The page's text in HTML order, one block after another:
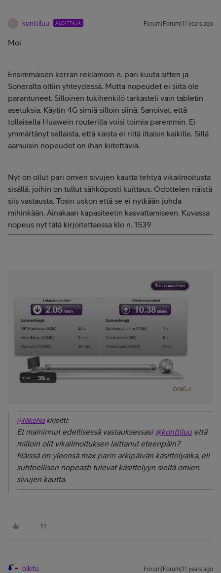
konttiluu ALOITTAJA Forum|Forum|11 years ago
Moi
Ensimmäisen kerran reklamoin n. pari kuuta sitten ja
Soneralta oltiin yhteydessä. Mutta nopeudet ei siitä ole
parantuneet. Silloinen tukihenkilö tarkasteli vain tabletin
asetuksia. Käytin 4G simiä silloin siinä. Sanoivat, että
tollaisella Huawein routerilla voisi toimia paremmin. Ei
ymmärtänyt sellaista, että kaista ei riitä iltaisin kaikille. Sillä
aamuisin nopeudet on ihan kiitettäviä.
Nyt on ollut pari omien sivujen kautta tehtyä vikailmoitusta
sisällä, joihin on tullut sähköposti kuittaus. Odottelen näistä
siis vastausta. Tosin uskon että se ei nytkään johda
mihinkään. Ainakaan kapasiteetin kasvattamiseen. Kuvassa
nopeus nyt tätä kirjoitettaessa klo n. 1539
@NikoNokirjoitti:
Et maininnut edellisessä vastauksessasi@konttiluuettä
milloin olit vikailmoituksen laittanut eteenpäin?
Näissä on yleensä max parin arkipäivän käsittelyaika, eli
suhteellisen nopeasti tulevat käsittelyyn sieltä omien
sivujen kautta.
olkitu Forum|Forum|11 years ago